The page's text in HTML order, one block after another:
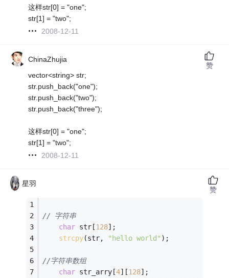
这样str[0] = "one";
str[1] = "two";
2008-12-11
ChinaZhujia
vector<string> str;
str.push_back("one");
str.push_back("two");
str.push_back("three");
这样str[0] = "one";
str[1] = "two";
2008-12-11
赞
星羽
// 字符串
char str[128];
strcpy(str, "hello world" );
//字符串数组
char str_arry[4][128];
赞